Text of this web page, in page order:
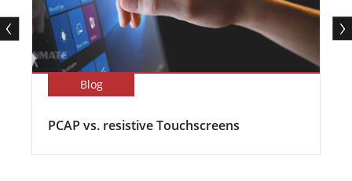
Blog
PCAP vs. resistive Touchscreens